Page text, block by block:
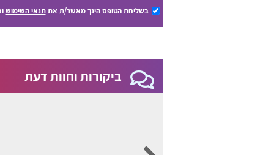
בשליחת הטופס הינך מאשר/ת אתתנאי השימוש
ביקורות וחוות דעת